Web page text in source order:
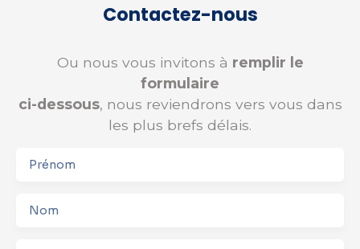
Contactez-nous
Ou nous vous invitons à remplir le
formulaire
ci-dessous, nous reviendrons vers vous dans
les plus brefs délais.
Prénom
Nom